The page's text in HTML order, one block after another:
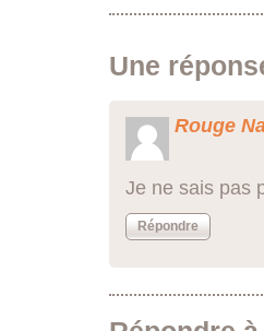
Une
Rouge
Je ne sais pas
Répondre